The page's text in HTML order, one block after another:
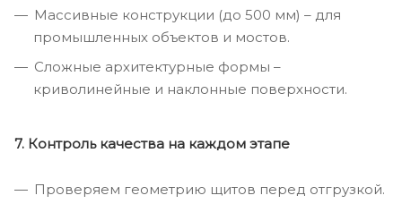
Массивные конструкции (до 500 мм) – для
промышленных объектов и мостов.
Сложные архитектурные формы –
криволинейные и наклонные поверхности.
7. Контроль качества на каждом этапе
Проверяем геометрию щитов перед отгрузкой.